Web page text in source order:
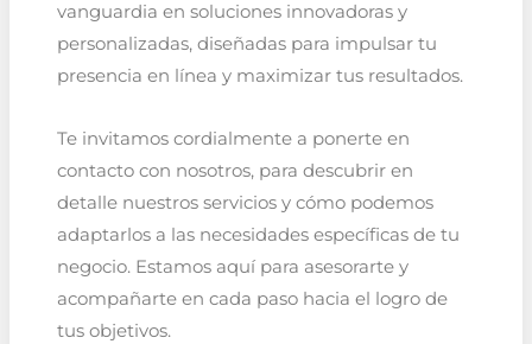
vanguardia en soluciones innovadoras y
personalizadas, diseñadas para impulsar tu
presencia en línea y maximizar tus resultados.
Te invitamos cordialmente a ponerte en
contacto con nosotros, para descubrir en
detalle nuestros servicios y cómo podemos
adaptarlos a las necesidades específicas de tu
negocio. Estamos aquí para asesorarte y
acompañarte en cada paso hacia el logro de
tus objetivos.